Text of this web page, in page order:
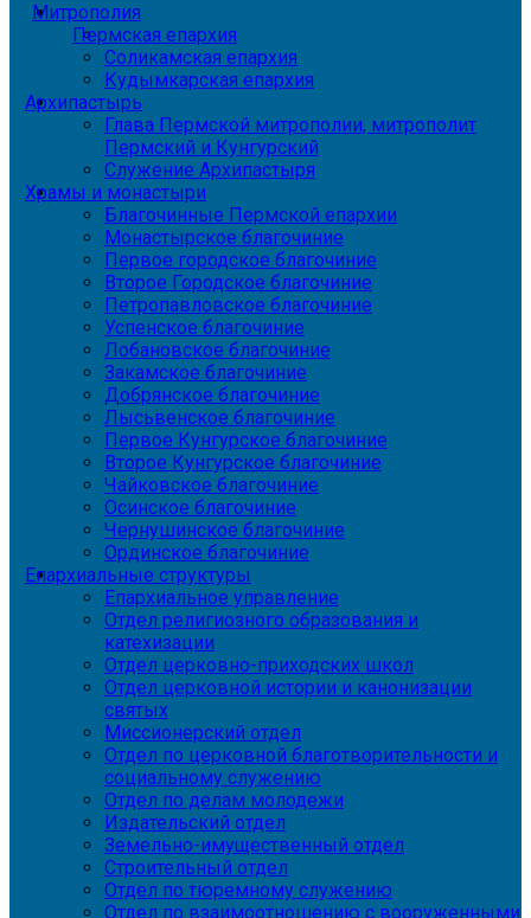
Митрополия
Пермская епархия
Соликамская епархия
Кудымкарская епархия
Архипастырь
Глава Пермской митрополии, митрополит
Пермский и Кунгурский
Служение Архипастыря
Храмы и монастыри
Благочинные Пермской епархии
Монастырское благочиние
Первое городское благочиние
Второе Городское благочиние
Петропавловское благочиние
Успенское благочиние
Лобановское благочиние
Закамское благочиние
Добрянское благочиние
Лысьвенское благочиние
Первое Кунгурское благочиние
Второе Кунгурское благочиние
Чайковское благочиние
Осинское благочиние
Чернушинское благочиние
Ординское благочиние
Епархиальные структуры
Епархиальное управление
Отдел религиозного образования и
катехизации
Отдел церковно-приходских школ
Отдел церковной истории и канонизации
святых
Миссионерский отдел
Отдел по церковной благотворительности и
социальному служению
Отдел по делам молодежи
Издательский отдел
Земельно-имущественный отдел
Строительный отдел
Отдел по тюремному служению
Отдел по взаимоотношению с вооруженными